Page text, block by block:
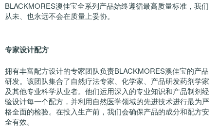
BLACKMORES澳佳宝全系列产品始终遵循最高质量标准，我们
从未、也永远不会在质量上妥协。
专家设计配方
拥有丰富配方设计的专家团队负责BLACKMORES澳佳宝的产品
研发。该团队集合了自然疗法专家、化学家、产品研发药剂学家
及其他专业科学从业者。他们运用深入的专业知识和产品制剂经
验设计每一个配方，并利用自然医学领域的先进技术进行最为严
格全面的检验。在投入生产前，我们会确保产品的成分和配方安
全有效。